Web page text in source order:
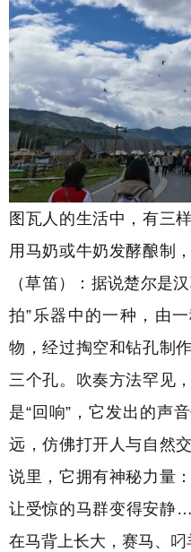
图瓦人的生活中，有三
用马奶或牛奶发酵酿制
（草笛）：据说楚尔是
拍”乐器中的一种，由
物，经过掏空和钻孔制
三个孔。 吹奏方法罕见
是“回响”，它发出的声
远，仿佛打开人与自然
说里，它拥有神秘力量
让受惊的马群变得安静
在马背上长大，赛马、叼